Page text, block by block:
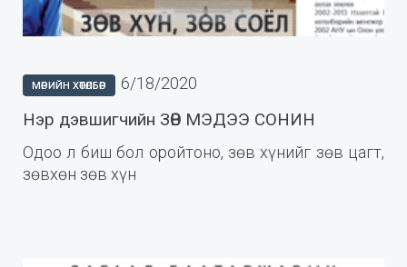
МӨРИЙН ХӨТӨЛБӨР 6/18/2020
Нэр дэвшигчийн ЗӨВ МЭДЭЭ СОНИН
Одоо л биш бол оройтоно, зөв хүнийг зөв цагт,
зөвхөн зөв хүн